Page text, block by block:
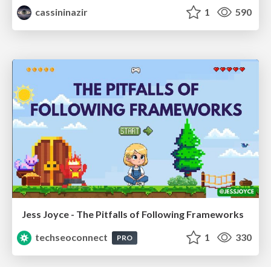
cassininazir
1 590
Jess Joyce - The Pitfalls of Following Frameworks
techseoconnect
PRO 1 330